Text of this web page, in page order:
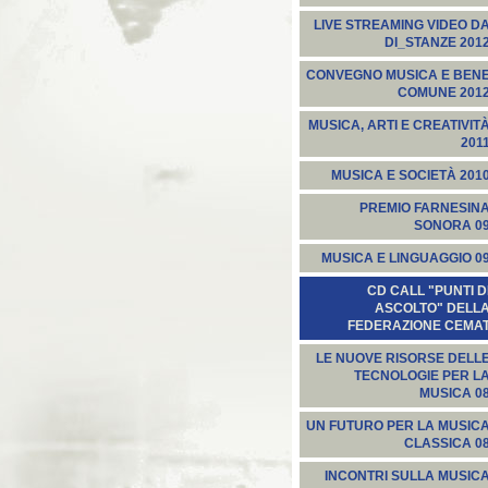
LIVE STREAMING VIDEO DA
DI_STANZE 2012
CONVEGNO MUSICA E
COMUNE 2012
MUSICA, ARTI E CREATIVITÀ
2011
MUSICA E SOCIETÀ
PREMIO FARNESINA
SONORA
MUSICA E LINGUAGGIO
CD CALL "PUNTI DI
ASCOLTO" DELLA
FEDERAZIONE
LE NUOVE RISORSE
TECNOLOGIE PER LA
MUSICA
UN FUTURO PER LA MUSICA
CLASSICA
INCONTRI SULLA MUSICA